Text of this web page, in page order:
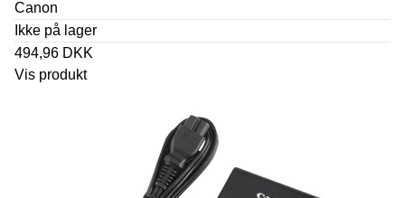
Canon
Ikke på lager
494,96 DKK
Vis produkt